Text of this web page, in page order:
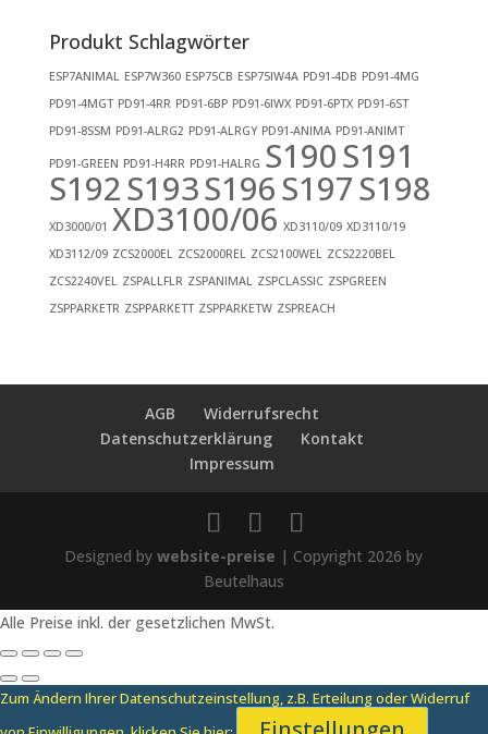
Produkt Schlagwörter
ESP7ANIMAL ESP7W360 ESP75CB ESP75IW4A PD91-4DB PD91-4MG
PD91-4MGT PD91-4RR PD91-6BP PD91-6IWX PD91-6PTX PD91-6ST
PD91-8SSM PD91-ALRG2 PD91-ALRGY PD91-ANIMA PD91-ANIMT
PD91-GREEN PD91-H4RR PD91-HALRG S190S191
S192S193S196S197S198
XD3000/01 XD3100/06 XD3110/09 XD3110/19
XD3112/09 ZCS2000EL ZCS2000REL ZCS2100WEL ZCS2220BEL
ZCS2240VEL ZSPALLFLR ZSPANIMAL ZSPCLASSIC ZSPGREEN
ZSPPARKETR ZSPPARKETT ZSPPARKETW ZSPREACH
AGB
Widerrufsrecht
Datenschutzerklärung
Kontakt
Impressum
Designed bywebsite-preise | Copyright 2026 by
Beutelhaus
Alle Preise inkl. der gesetzlichen MwSt.
Zum Ändern Ihrer Datenschutzeinstellung, z.B. Erteilung oder Widerruf